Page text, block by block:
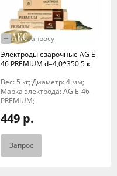
По запросу
Электроды сварочные AG E-
46 PREMIUM d=4,0*350 5 кг
Вес: 5 кг; Диаметр: 4 мм;
Марка электрода: AG E-46
PREMIUM;
449 р.
Запрос